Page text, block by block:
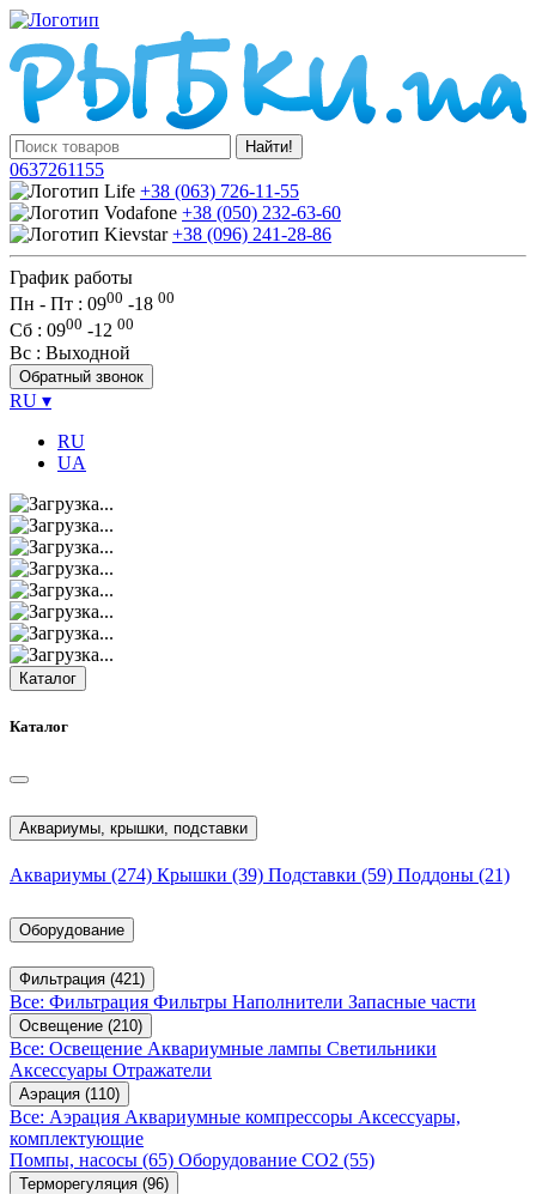
Найти!
0637261155
+38 (063) 726-11-55
+38 (050) 232-63-60
+38 (096) 241-28-86
График работы
Пн - Пт : 0900 -18 00
Сб : 0900 -12 00
Вс : Выходной
Обратный звонок
RU ▾
RU
UA
Каталог
Каталог
Аквариумы, крышки, подставки
Аквариумы (274) Крышки (39) Подставки (59) Поддоны (21)
Оборудование
Фильтрация (421)
Все: Фильтрация Фильтры Наполнители Запасные части
Освещение (210)
Все: Освещение Аквариумные лампы Светильники
Аксессуары Отражатели
Аэрация (110)
Все: Аэрация Аквариумные компрессоры Аксессуары,
комплектующие
Помпы, насосы (65) Оборудование CO2 (55)
Терморегуляция (96)